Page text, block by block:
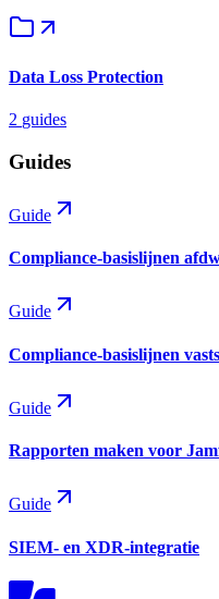
Data Loss Protection
2 guides
Guides
Guide
Compliance-basislijnen
Guide
Compliance-basislijnen
Guide
Rapporten maken voor
Guide
SIEM- en XDR-integratie